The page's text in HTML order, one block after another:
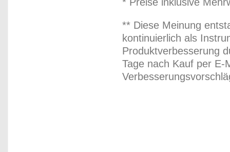
** Diese Meinung
kontinuierlich als
Produktverbesserung
Tage nach Kauf per E-